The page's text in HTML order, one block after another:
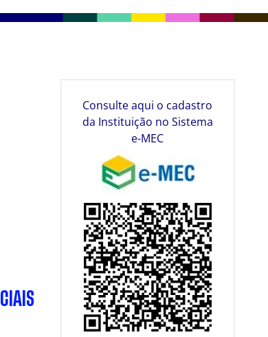
Consulte aqui o cadastro
da Instituição no Sistema
e-MEC